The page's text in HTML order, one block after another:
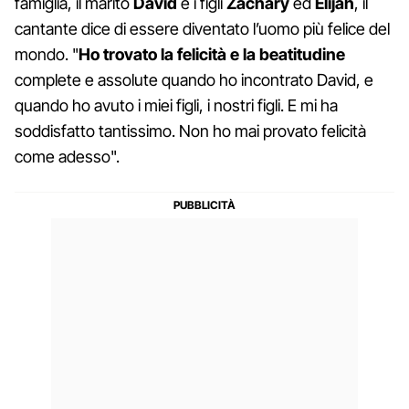
cantante dice di essere diventato l’uomo più felice del
mondo. "Ho trovato la felicità e la beatitudine
complete e assolute quando ho incontrato David, e
quando ho avuto i miei figli, i nostri figli. E mi ha
soddisfatto tantissimo. Non ho mai provato felicità
come adesso".